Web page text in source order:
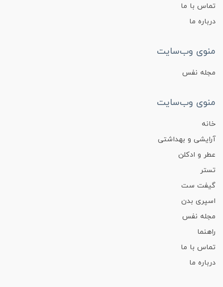
تماس با ما
درباره ما
منوی وب‌سایت
مجله نفس
منوی وب‌سایت
خانه
آرایشی و بهداشتی
عطر و ادکلن
تستر
گیفت ست
اسپری بدن
مجله نفس
راهنما
تماس با ما
درباره ما